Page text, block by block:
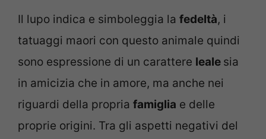
Il lupo indica e simboleggia la fedeltà, i
tatuaggi maori con questo animale quindi
sono espressione di un carattere leale sia
in amicizia che in amore, ma anche nei
riguardi della propria famiglia e delle
proprie origini. Tra gli aspetti negativi del